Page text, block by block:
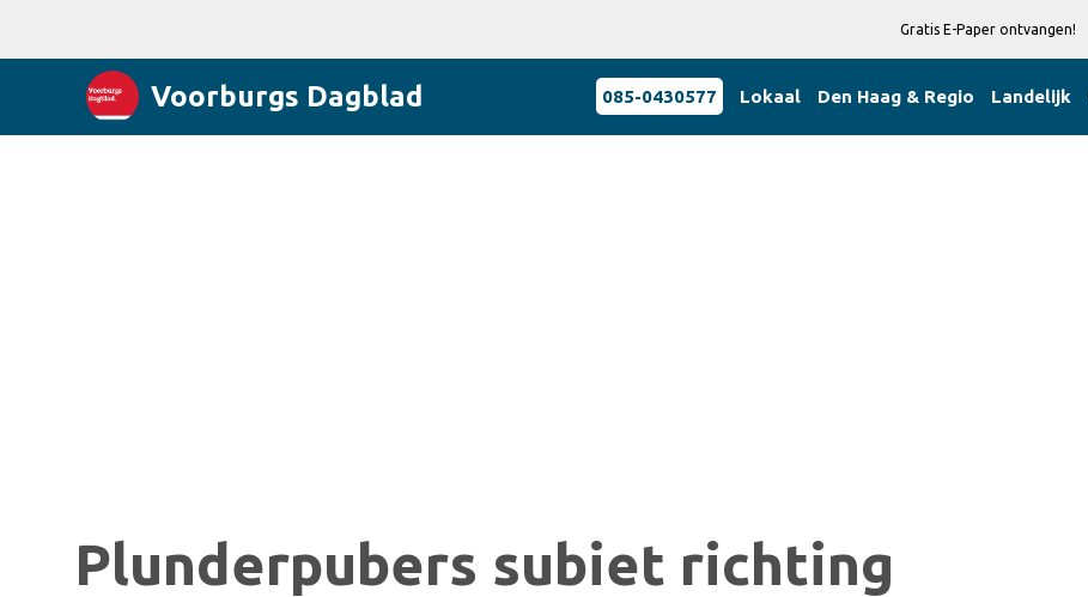
Gratis E-Paper ontvangen!
Voorburgs Dagblad 085-0430577 Lokaal Den Haag & Regio Landelijk
Plunderpubers subiet richting